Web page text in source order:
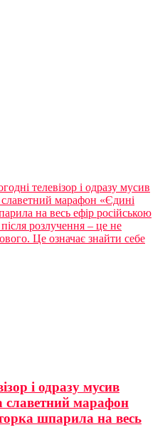
телевізор і одразу мусив
марафон «Єдині
на весь ефір російською
розлучення – це не
Це означає знайти себе
і одразу мусив
марафон
шпарила на весь